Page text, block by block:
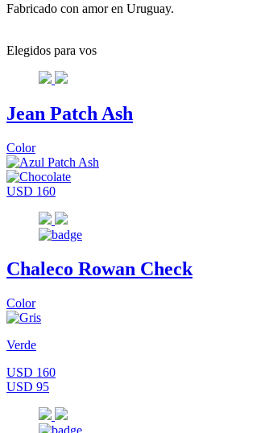
Fabricado con amor en Uruguay.
Elegidos para vos
Jean Patch Ash
Color
USD 160
Chaleco Rowan Check
Color
Verde
USD 160
USD 95